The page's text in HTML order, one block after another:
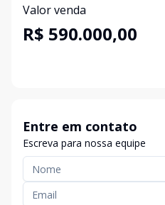
Valor venda
R$ 590.000,00
Entre em contato
Escreva para nossa equipe